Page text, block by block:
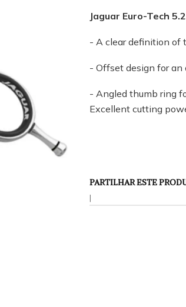
Jaguar Euro-Tech
- A clear definition of
- Offset design for an
- Angled thumb ring
Excellent cutting
PARTILHAR ESTE
|